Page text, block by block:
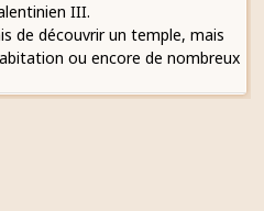
III.
de découvrir un temple, mais
ou encore de nombreux